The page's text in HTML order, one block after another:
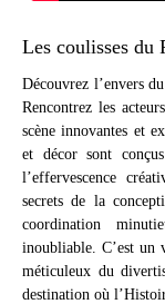
Les coulisses du
Découvrez l’envers
Rencontrez les
scène innovantes et
et décor sont
l’effervescence
secrets de la
coordination
inoubliable. C’est un
méticuleux du
destination où